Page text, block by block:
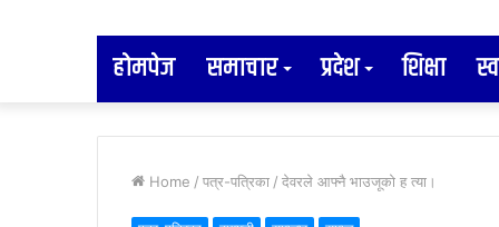
होमपेज समाचार प्रदेश शिक्षा
Home / पत्र-पत्रिका / देवरले आफ्नै भाउजूको ह त्या।